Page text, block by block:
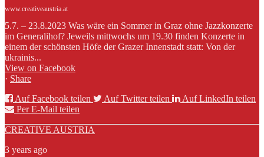
www.creativeaustria.at
5.7. – 23.8.2023 Was wäre ein Sommer in Graz ohne Jazzkonzerte
im Generalihof? Jeweils mittwochs um 19.30 finden Konzerte in
einem der schönsten Höfe der Grazer Innenstadt statt: Von der
ukrainis...
View on Facebook
· Share
Auf Facebook teilen
Auf Twitter teilen
Auf LinkedIn teilen
Per E-Mail teilen
CREATIVE AUSTRIA
3 years ago